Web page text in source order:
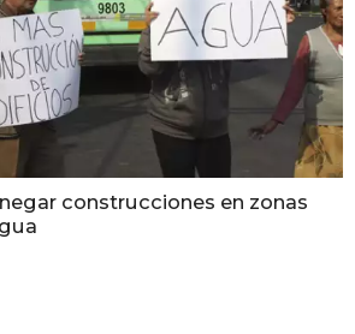
construcciones en zonas